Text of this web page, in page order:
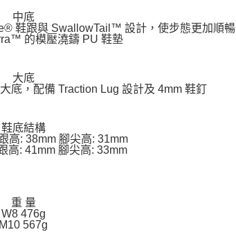
中底
鞋跟與 SwallowTail™ 設計，使步態更加順暢
的模壓澆鑄 PU 鞋墊
大底
底，配備 Traction Lug 設計及 4mm 鞋釘
鞋底結構
高: 38mm 腳尖高: 31mm
高: 41mm 腳尖高: 33mm
重 量
W8 476g
M10 567g